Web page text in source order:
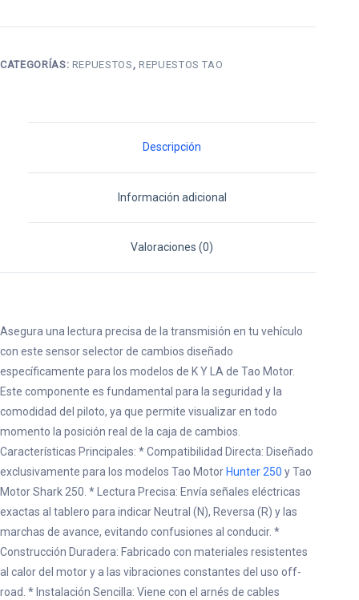
250
CATEGORÍAS: REPUESTOS, REPUESTOS TAO
Descripción
Información adicional
Valoraciones (0)
Asegura una lectura precisa de la transmisión en tu vehículo
con este sensor selector de cambios diseñado
específicamente para los modelos de K Y LA de Tao Motor.
Este componente es fundamental para la seguridad y la
comodidad del piloto, ya que permite visualizar en todo
momento la posición real de la caja de cambios.
Características Principales: * Compatibilidad Directa: Diseñado
exclusivamente para los modelos Tao Motor Hunter 250 y Tao
Motor Shark 250. * Lectura Precisa: Envía señales eléctricas
exactas al tablero para indicar Neutral (N), Reversa (R) y las
marchas de avance, evitando confusiones al conducir. *
Construcción Duradera: Fabricado con materiales resistentes
al calor del motor y a las vibraciones constantes del uso off-
road. * Instalación Sencilla: Viene con el arnés de cables